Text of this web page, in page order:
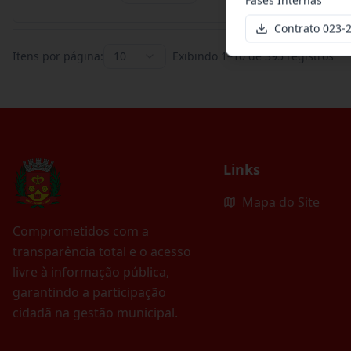
Itens por página: 10 Exibindo 1–10de395 registros
Comprometidos com a
transparência total e o acesso
livre à informação pública,
garantindo a participação
cidadã na gestão municipal.
Links
Mapa do Site
Contrato 023-